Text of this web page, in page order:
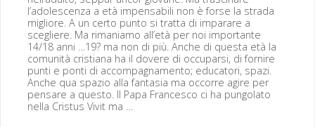
l’adolescenza a età impens­abili non è forse la stra­da
migliore. A un cer­to pun­to si trat­ta di impara­re a
scegliere. Ma rima­ni­amo all’età per noi impor­tante
14/18 anni …19? ma non di più. Anche di ques­ta età la
comu­nità cris­tiana ha il dovere di occu­par­si, di fornire
pun­ti e pon­ti di accom­pa­g­na­men­to; edu­ca­tori, spazi.
Anche qua spazio alla fan­ta­sia ma occorre agire per
pen­sare a questo. Il Papa Francesco ci ha pun­go­la­to
nel­la Cristus Viv­it ma …